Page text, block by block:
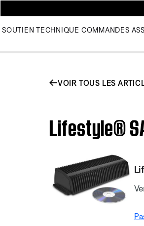
SOUTIEN TECHNIQUE COMMANDES
VOIR TOUS LES
Lifestyle®